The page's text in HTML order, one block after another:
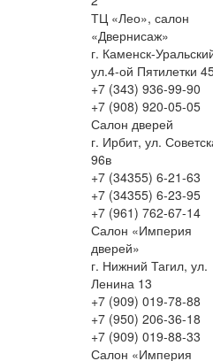
ТЦ «Лео», салон
«Двернисаж»
г. Каменск-
ул.4-ой Пятилетки
+7 (343) 936-99-90
+7 (908) 920-05-05
Салон дверей
г. Ирбит, ул.
96в
+7 (34355) 6-21-63
+7 (34355) 6-23-95
+7 (961) 762-67-14
Салон «Империя
дверей»
г. Нижний Тагил, ул.
Ленина 13
+7 (909) 019-78-88
+7 (950) 206-36-18
+7 (909) 019-88-33
Салон «Империя